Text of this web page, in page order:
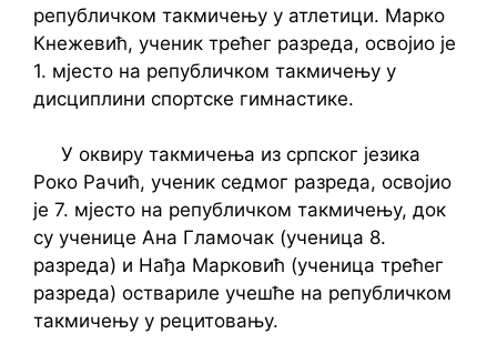
републичком такмичењу у атлетици. Марко
Кнежевић, ученик трећег разреда, освојио је
1. мјесто на републичком такмичењу у
дисциплини спортске гимнастике.
У оквиру такмичења из српског језика
Роко Рачић, ученик седмог разреда, освојио
је 7. мјесто на републичком такмичењу, док
су ученице Ана Гламочак (ученица 8.
разреда) и Нађа Марковић (ученица трећег
разреда) оствариле учешће на републичком
такмичењу у рецитовању.